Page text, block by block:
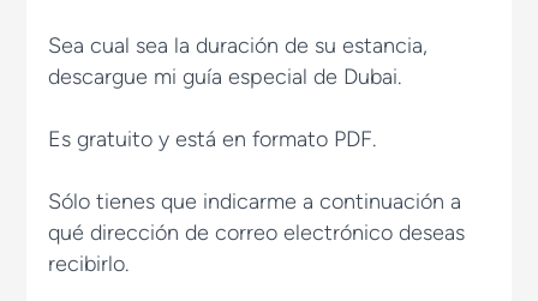
Sea cual sea la duración de su estancia,
descargue mi guía especial de Dubai.
Es gratuito y está en formato PDF.
Sólo tienes que indicarme a continuación a
qué dirección de correo electrónico deseas
recibirlo.